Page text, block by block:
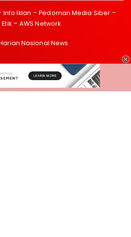
Info Iklan
Pedoman Media Siber
AWS Network
Nasional News